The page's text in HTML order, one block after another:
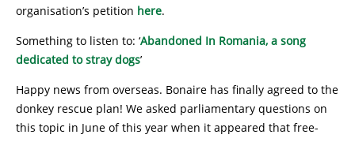
organisation’s petition here.
Something to listen to: ‘Abandoned In Romania, a song
dedicated to stray dogs’
Happy news from overseas. Bonaire has finally agreed to the
donkey rescue plan! We asked parliamentary questions on
this topic in June of this year when it appeared that free-